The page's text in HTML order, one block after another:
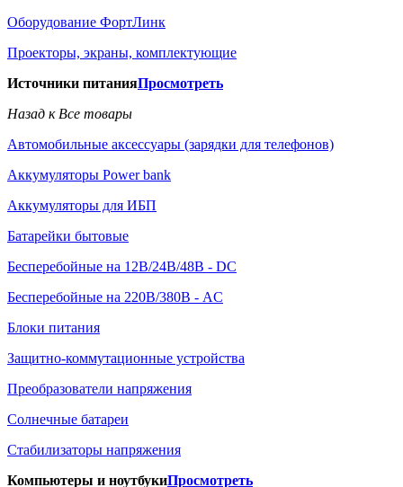
Оборудование ФортЛинк
Проекторы, экраны, комплектующие
Источники питанияПросмотреть
Назад к Все товары
Автомобильные аксессуары (зарядки для телефонов)
Аккумуляторы Power bank
Аккумуляторы для ИБП
Батарейки бытовые
Бесперебойные на 12В/24В/48В - DC
Бесперебойные на 220В/380В - AC
Блоки питания
Защитно-коммутационные устройства
Преобразователи напряжения
Солнечные батареи
Стабилизаторы напряжения
Компьютеры и ноутбукиПросмотреть